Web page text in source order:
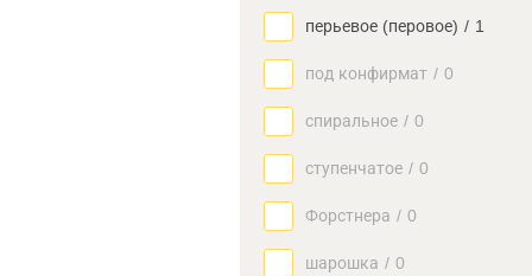
перьевое (перовое) / 1
под конфирмат / 0
спиральное / 0
ступенчатое / 0
Форстнера / 0
шарошка / 0